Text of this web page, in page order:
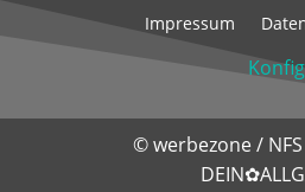
Impressum
©werbezone/